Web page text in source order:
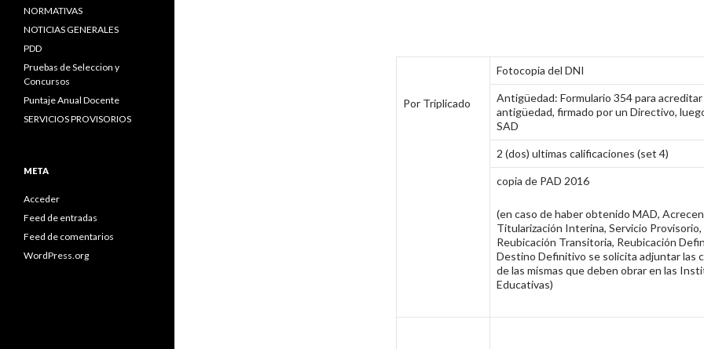
Por Triplicado
Fotocopia del DNI
Antigüedad: Formulario 354 para acreditar
antigüedad, firmado por un Directivo,
SAD
2 (dos) ultimas calificaciones (set 4)
copia de PAD 2016
(en caso de haber obtenido MAD,
Titularización Interina, Servicio Provisorio,
Reubicación Transitoria, Reubicación
Destino Definitivo se solicita adjuntar las
de las mismas que deben obrar en las
Educativas)
NORMATIVAS
NOTICIAS GENERALES
PDD
Pruebas de Seleccion y
Concursos
Puntaje Anual Docente
SERVICIOS PROVISORIOS
META
Acceder
Feed de entradas
Feed de comentarios
WordPress.org